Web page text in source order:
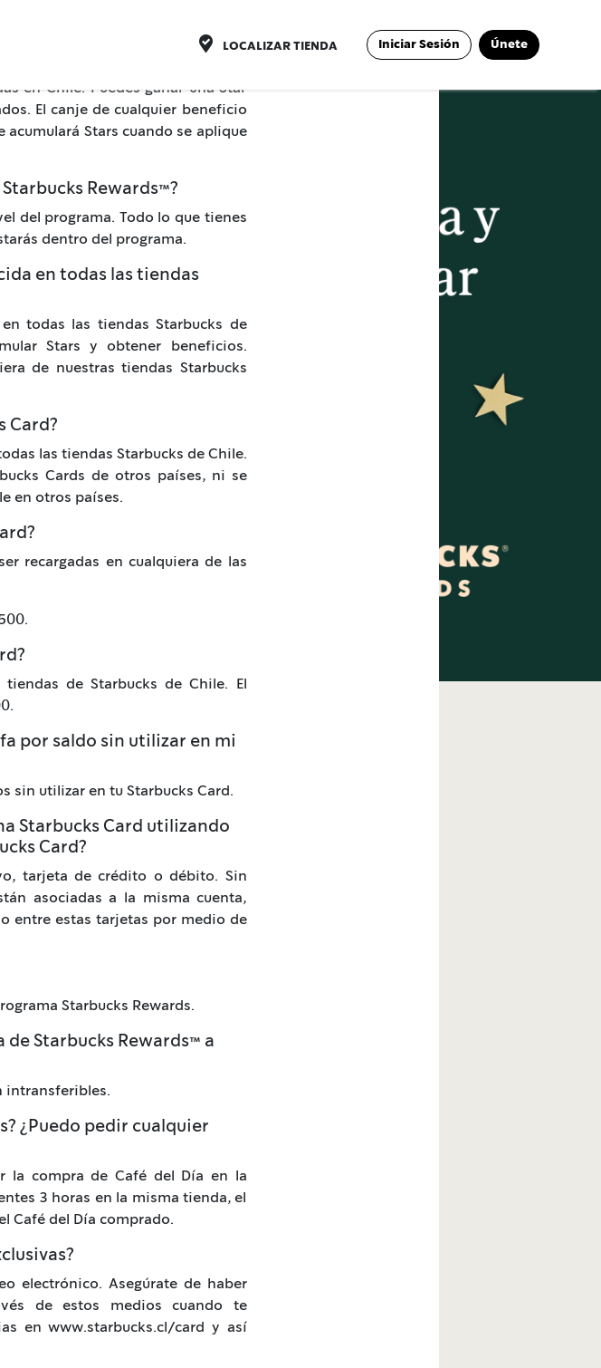
LOCALIZAR TIENDA Iniciar Sesión Únete
Card registrada. Puedes ganar
en Chile. Puedes ganar una Star
El canje de cualquier beneficio
acumulará Stars cuando se aplique
Rewards™?
del programa. Todo lo que tienes
dentro del programa.
en todas las tiendas
todas las tiendas Starbucks de
Stars y obtener beneficios.
de nuestras tiendas Starbucks
Card?
las tiendas Starbucks de Chile.
Cards de otros países, ni se
en otros países.
recargadas en cualquiera de las
de Starbucks de Chile. El
por saldo sin utilizar en mi
sin utilizar en tu Starbucks Card.
Starbucks Card utilizando
Card?
tarjeta de crédito o débito. Sin
asociadas a la misma cuenta,
entre estas tarjetas por medio de
Starbucks Rewards.
Starbucks Rewards™ a
intransferibles.
¿Puedo pedir cualquier
la compra de Café del Día en la
3 horas en la misma tienda, el
Café del Día comprado.
electrónico. Asegúrate de haber
de estos medios cuando te
en www.starbucks.cl/card y así